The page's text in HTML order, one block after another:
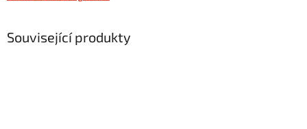
Související produkty